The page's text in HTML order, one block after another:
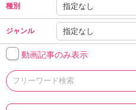
種別
ジャンル
動画記事のみ表示